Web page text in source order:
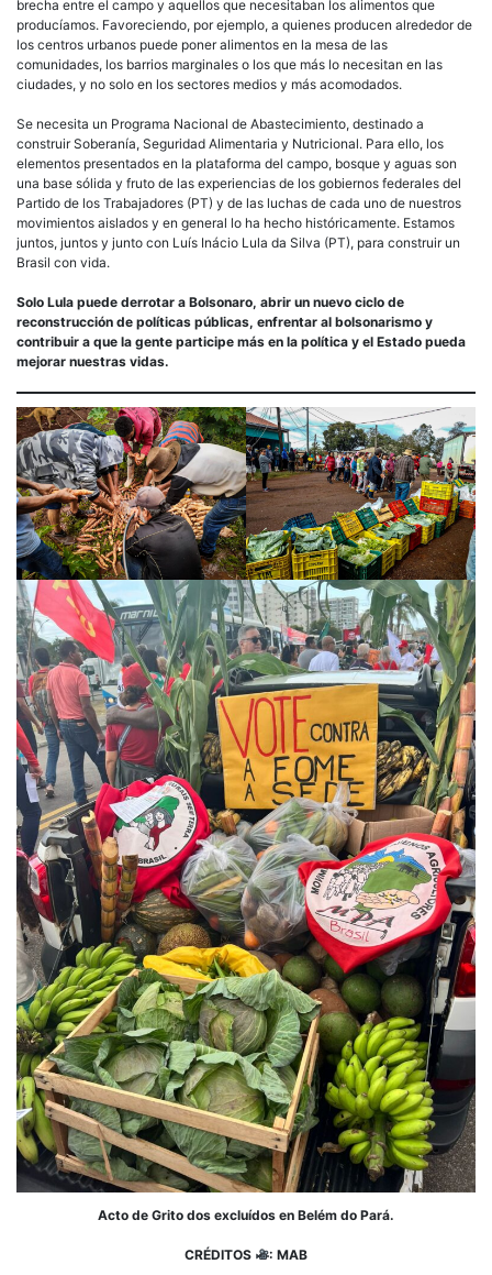
brecha entre el campo y aquellos que necesitaban los alimentos que
producíamos. Favoreciendo, por ejemplo, a quienes producen alrededor de
los centros urbanos puede poner alimentos en la mesa de las
comunidades, los barrios marginales o los que más lo necesitan en las
ciudades, y no solo en los sectores medios y más acomodados.
Se necesita un Programa Nacional de Abastecimiento, destinado a
construir Soberanía, Seguridad Alimentaria y Nutricional. Para ello, los
elementos presentados en la plataforma del campo, bosque y aguas son
una base sólida y fruto de las experiencias de los gobiernos federales del
Partido de los Trabajadores (PT) y de las luchas de cada uno de nuestros
movimientos aislados y en general lo ha hecho históricamente. Estamos
juntos, juntos y junto con Luís Inácio Lula da Silva (PT), para construir un
Brasil con vida.
Solo Lula puede derrotar a Bolsonaro, abrir un nuevo ciclo de
reconstrucción de políticas públicas, enfrentar al bolsonarismo y
contribuir a que la gente participe más en la política y el Estado pueda
mejorar nuestras vidas.
Acto de Grito dos excluídos en Belém do Pará.
CRÉDITOS : MAB